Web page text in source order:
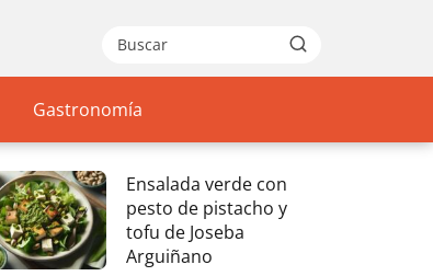
Gastronomía
Ensalada verde con
pesto de pistacho y
tofu de Joseba
Arguiñano